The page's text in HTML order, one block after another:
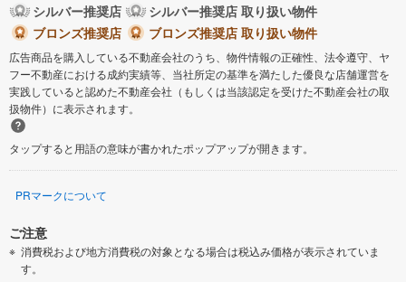
シルバー推奨店
シルバー推奨店 取り扱い物件
ブロンズ推奨店
ブロンズ推奨店 取り扱い物件
広告商品を購入している不動産会社のうち、物件情報の正確性、法令遵守、ヤ
フー不動産における成約実績等、当社所定の基準を満たした優良な店舗運営を
実践していると認めた不動産会社（もしくは当該認定を受けた不動産会社の取
扱物件）に表示されます。
タップすると用語の意味が書かれたポップアップが開きます。
PRマークについて
ご注意
消費税および地方消費税の対象となる場合は税込み価格が表示されていま
す。